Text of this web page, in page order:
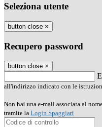
Seleziona utente
button close ×
Recupero password
button close ×
all'indirizzo indicato con le
Non hai una e-mail associata al
tramite la Login Spaggiari